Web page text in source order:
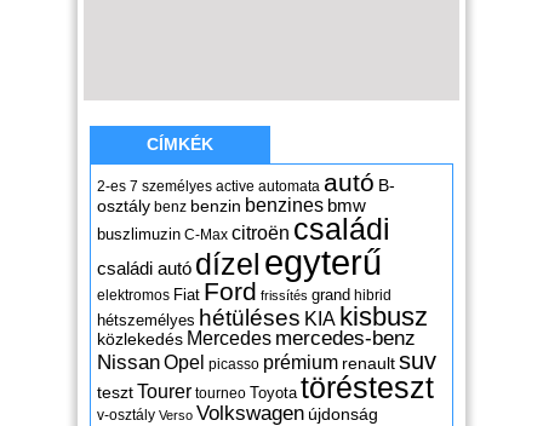
CÍMKÉK
2-es 7 személyes active automata autó B-
osztály benz benzin benzines bmw
buszlimuzin C-Max citroën családi
családi autó dízel egyterű
elektromos Fiat Ford frissítés grand hibrid
hétszemélyes hétüléses KIA kisbusz
közlekedés Mercedes mercedes-benz
NissanOpel picasso prémium renaultsuv
tesztTourer tourneo Toyota törésteszt
v-osztály Verso Volkswagen újdonság